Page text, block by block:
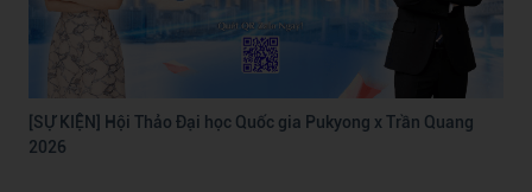
[SỰ KIỆN] Hội Thảo Đại học Quốc gia Pukyong x Trần Quang
2026